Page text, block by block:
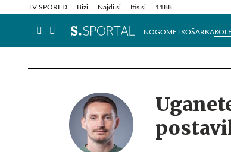
TV SPORED Bizi Najdi.si Itis.si 1188
NOGOMETKOŠARKA
Info in obvestila Tehnik